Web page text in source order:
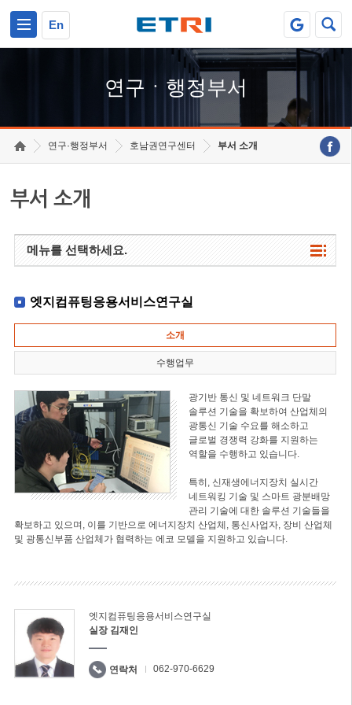
En
연구ㆍ행정부서
연구·행정부서 호남권연구센터 부서 소개
부서 소개
메뉴를 선택하세요.
엣지컴퓨팅응용서비스연구실
소개
수행업무
광기반 통신 및 네트워크 단말
솔루션 기술을 확보하여 산업체의
광통신 기술 수요를 해소하고
글로벌 경쟁력 강화를 지원하는
역할을 수행하고 있습니다.
특히, 신재생에너지장치 실시간
네트워킹 기술 및 스마트 광분배망
관리 기술에 대한 솔루션 기술들을
확보하고 있으며, 이를 기반으로 에너지장치 산업체, 통신사업자, 장비 산업체
및 광통신부품 산업체가 협력하는 에코 모델을 지원하고 있습니다.
엣지컴퓨팅응용서비스연구실
실장 김재인
연락처 062-970-6629